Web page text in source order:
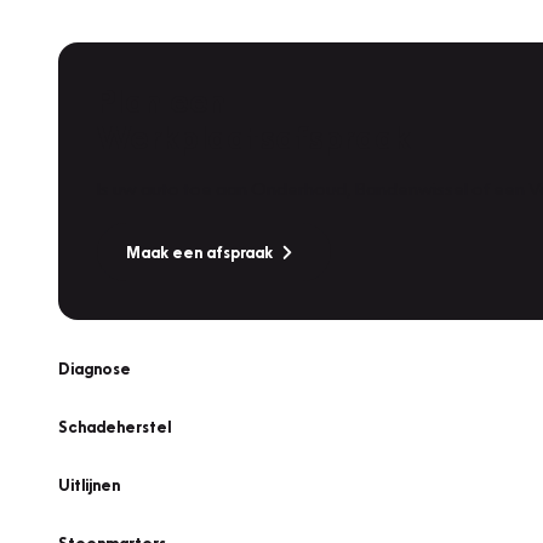
Maak een afspraak
Diagnose
Schadeherstel
Uitlijnen